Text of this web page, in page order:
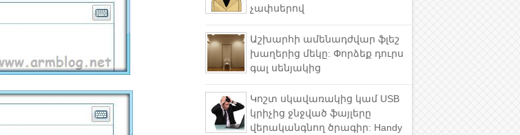
չափսերով
Աշխարհի ամենադժվար ֆլեշ
խաղերից մեկը: Փորձեք դուրս
գալ սենյակից
Կոշտ սկավառակից կամ USB
կրիչից ջնջված ֆայլերը
վերականգնող ծրագիր: Handy